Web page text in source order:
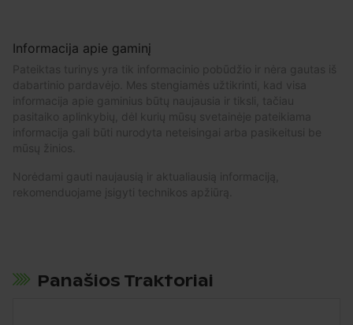
Informacija apie gaminį
Pateiktas turinys yra tik informacinio pobūdžio ir nėra gautas iš
dabartinio pardavėjo. Mes stengiamės užtikrinti, kad visa
informacija apie gaminius būtų naujausia ir tiksli, tačiau
pasitaiko aplinkybių, dėl kurių mūsų svetainėje pateikiama
informacija gali būti nurodyta neteisingai arba pasikeitusi be
mūsų žinios.
Norėdami gauti naujausią ir aktualiausią informaciją,
rekomenduojame įsigyti technikos apžiūrą.
Panašios Traktoriai